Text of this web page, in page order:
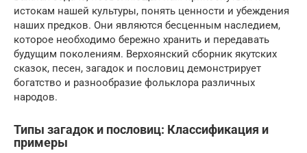
истокам нашей культуры, понять ценности и убеждения
наших предков. Они являются бесценным наследием,
которое необходимо бережно хранить и передавать
будущим поколениям. Верхоянский сборник якутских
сказок, песен, загадок и пословиц демонстрирует
богатство и разнообразие фольклора различных
народов.
Типы загадок и пословиц: Классификация и
примеры